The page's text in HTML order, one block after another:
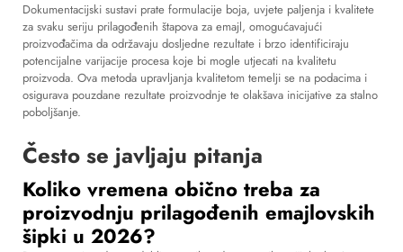
Dokumentacijski sustavi prate formulacije boja, uvjete paljenja i kvalitete
za svaku seriju prilagođenih štapova za emajl, omogućavajući
proizvođačima da održavaju dosljedne rezultate i brzo identificiraju
potencijalne varijacije procesa koje bi mogle utjecati na kvalitetu
proizvoda. Ova metoda upravljanja kvalitetom temelji se na podacima i
osigurava pouzdane rezultate proizvodnje te olakšava inicijative za stalno
poboljšanje.
Često se javljaju pitanja
Koliko vremena obično treba za
proizvodnju prilagođenih emajlovskih
šipki u 2026?